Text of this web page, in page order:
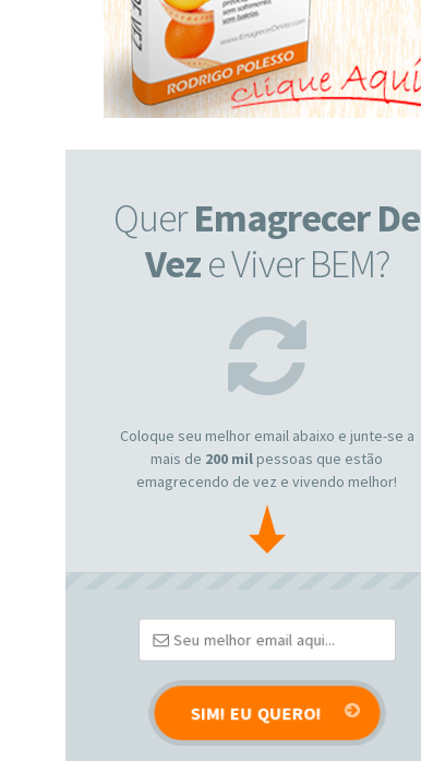
QuerEmagrecer De
Veze Viver BEM?
Coloque seu melhor email abaixo e junte-se a
mais de 200 mil pessoas que estão
emagrecendo de vez e vivendo melhor!